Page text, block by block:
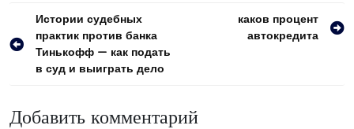
Навигация
по
записям
Истории судебных
практик против банка
Тинькофф — как подать
в суд и выиграть дело
каков процент
автокредита
Добавить комментарий